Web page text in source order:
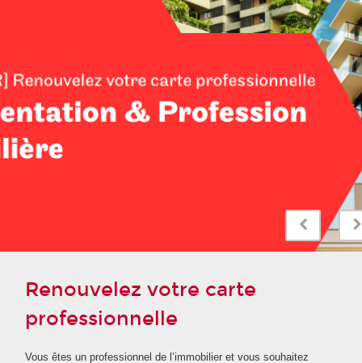
Renouvelez votre carte
professionnelle
Vous êtes un professionnel de l’immobilier et vous souhaitez